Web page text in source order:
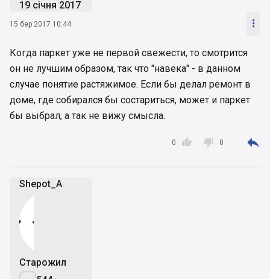
19 січня 2017
15 бер 2017 10:44 
Когда паркет уже не первой свежести, то смотрится
он не лучшим образом, так что "навека" - в данном
случае понятие растяжимое. Если бы делал ремонт в
доме, где собирался бы состариться, может и паркет
бы выбрал, а так не вижу смысла.

0  0 
Shepot_A
Старожил